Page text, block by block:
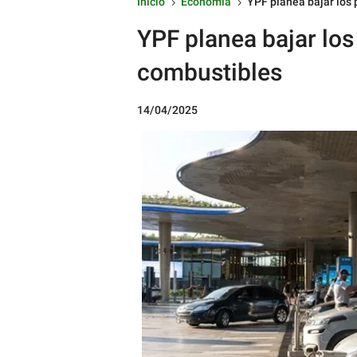
5 5
YPF planea bajar
combustibles
14/04/2025